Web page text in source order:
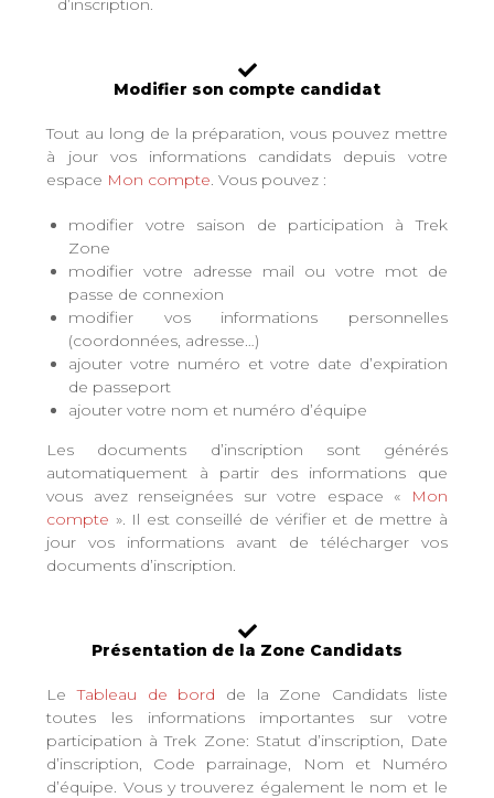
d’inscription.
Modifier son compte candidat
Tout au long de la préparation, vous pouvez mettre
à jour vos informations candidats depuis votre
espace Mon compte. Vous pouvez :
modifier votre saison de participation à Trek
Zone
modifier votre adresse mail ou votre mot de
passe de connexion
modifier vos informations personnelles
(coordonnées, adresse…)
ajouter votre numéro et votre date d’expiration
de passeport
ajouter votre nom et numéro d’équipe
Les documents d’inscription sont générés
automatiquement à partir des informations que
vous avez renseignées sur votre espace «
Mon
compte ». Il est conseillé de vérifier et de mettre à
jour vos informations avant de télécharger vos
documents d’inscription.
Présentation de la Zone Candidats
LeTableau de bord de la Zone Candidats liste
toutes les informations importantes sur votre
participation à Trek Zone: Statut d’inscription, Date
d’inscription, Code parrainage, Nom et Numéro
d’équipe. Vous y trouverez également le nom et le